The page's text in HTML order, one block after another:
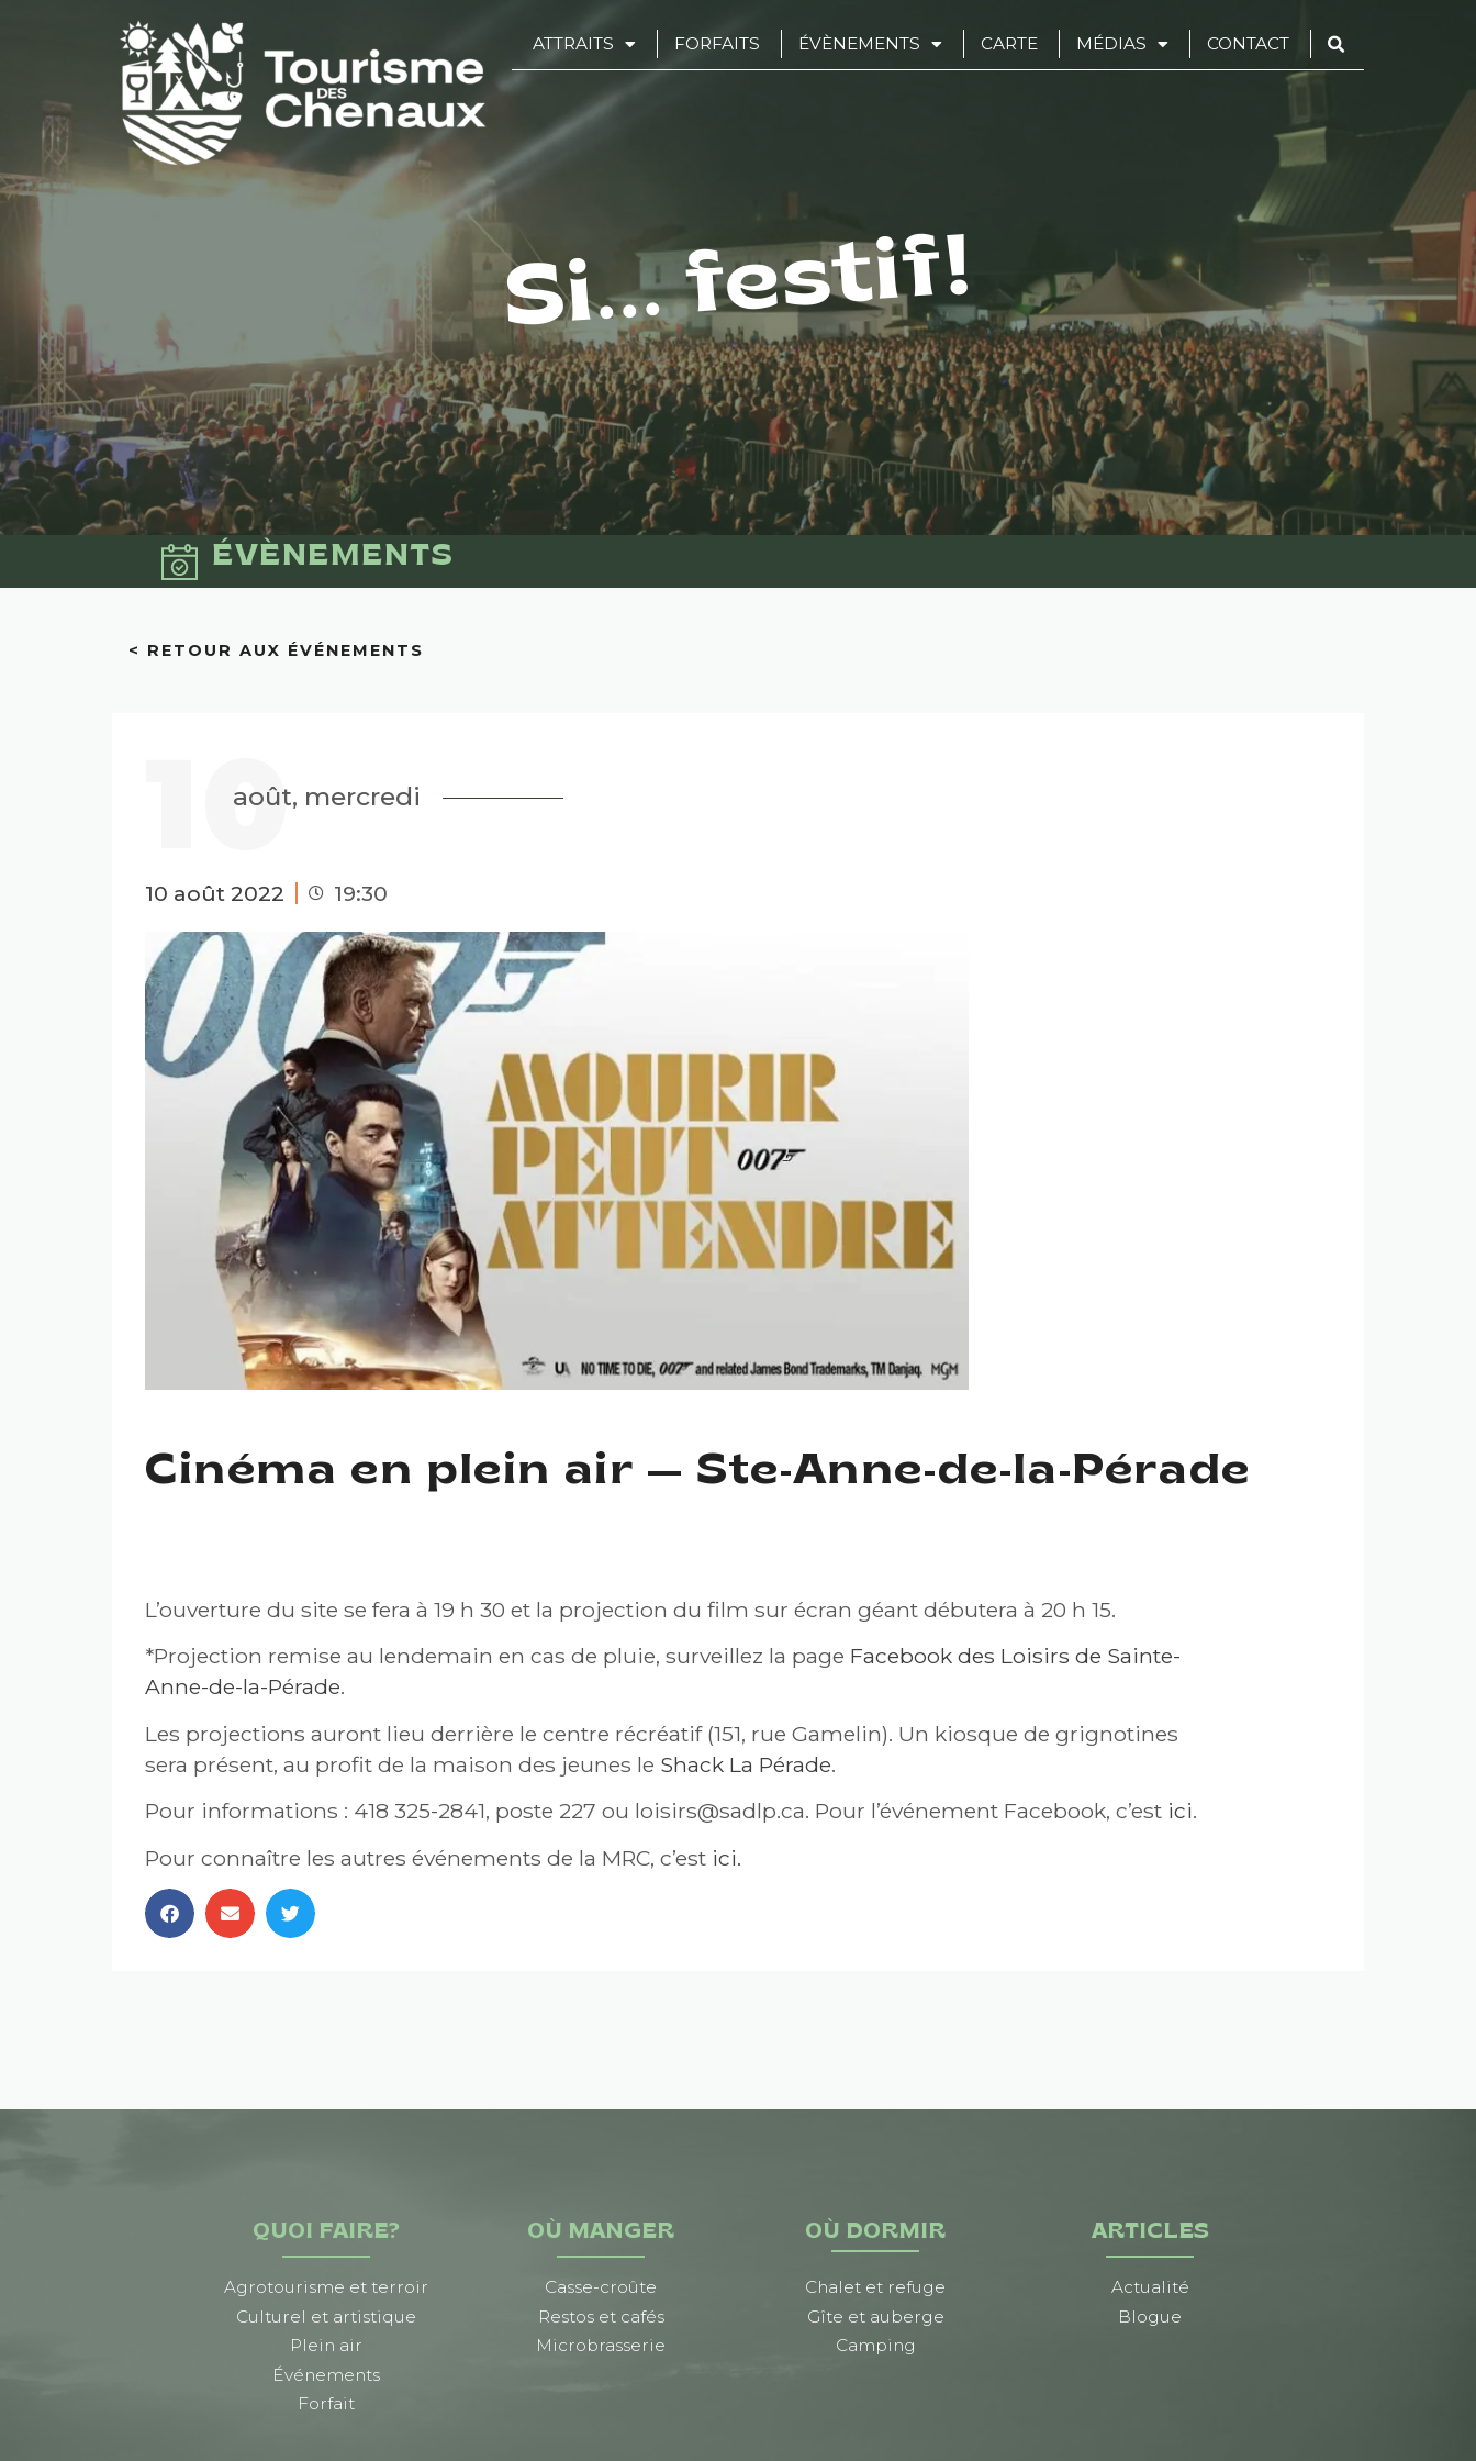
ATTRAITS FORFAITS ÉVÈNEMENTS CARTE MÉDIAS CONTACT
Si... festif!
ÉVÈNEMENTS
< RETOUR AUX ÉVÉNEMENTS
10
août, mercredi
10 août 2022 19:30
Cinéma en plein air — Ste-Anne-de-la-Pérade
L’ouverture du site se fera à 19 h 30 et la projection du film sur écran géant débutera à 20 h 15.
*Projection remise au lendemain en cas de pluie, surveillez la page Facebook des Loisirs de Sainte-
Anne-de-la-Pérade.
Les projections auront lieu derrière le centre récréatif (151, rue Gamelin). Un kiosque de grignotines
sera présent, au profit de la maison des jeunes le Shack La Pérade.
Pour informations : 418 325-2841, poste 227 ou loisirs@sadlp.ca. Pour l’événement Facebook, c’est ici.
Pour connaître les autres événements de la MRC, c’est ici.
QUOI FAIRE?
Agrotourisme et terroir
Culturel et artistique
Plein air
Événements
Forfait
OÙ MANGER
Casse-croûte
Restos et cafés
Microbrasserie
OÙ DORMIR
Chalet et refuge
Gîte et auberge
Camping
ARTICLES
Actualité
Blogue